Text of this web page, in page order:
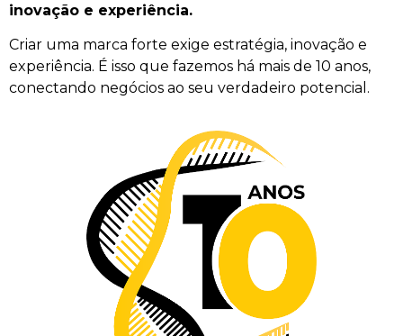
inovação e experiência.
Criar uma marca forte exige estratégia, inovação e
experiência. É isso que fazemos há mais de 10 anos,
conectando negócios ao seu verdadeiro potencial.